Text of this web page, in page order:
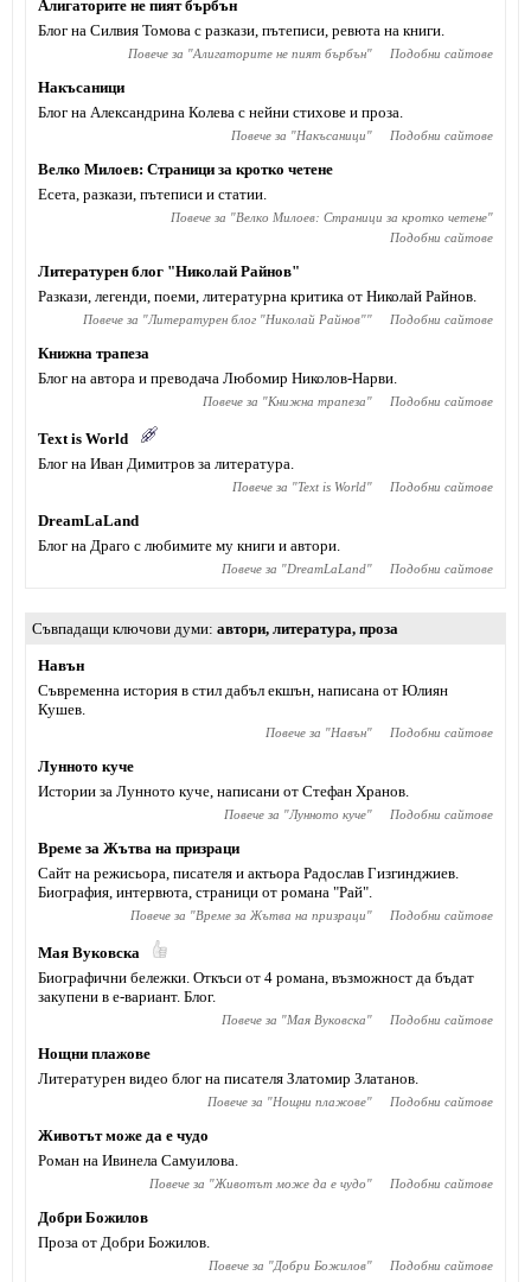
Алигаторите не пият бърбън
Блог на Силвия Томова с разкази, пътеписи, ревюта на книги.
Повече за "Алигаторите не пият бърбън" Подобни сайтове
Накъсаници
Блог на Александрина Колева с нейни стихове и проза.
Повече за "Накъсаници" Подобни сайтове
Велко Милоев: Страници за кротко четене
Есета, разкази, пътеписи и статии.
Повече за "Велко Милоев: Страници за кротко четене"
Подобни сайтове
Литературен блог "Николай Райнов"
Разкази, легенди, поеми, литературна критика от Николай Райнов.
Повече за "Литературен блог "Николай Райнов"" Подобни сайтове
Книжна трапеза
Блог на автора и преводача Любомир Николов-Нарви.
Повече за "Книжна трапеза" Подобни сайтове
Text is World
Блог на Иван Димитров за литература.
Повече за "Text is World" Подобни сайтове
DreamLaLand
Блог на Драго с любимите му книги и автори.
Повече за "DreamLaLand" Подобни сайтове
Съвпадащи ключови думи автори, литература, проза
Навън
Съвременна история в стил дабъл екшън, написана от Юлиян
Кушев.
Повече за "Навън" Подобни сайтове
Лунното куче
Истории за Лунното куче, написани от Стефан Хранов.
Повече за "Лунното куче" Подобни сайтове
Време за Жътва на призраци
Сайт на режисьора, писателя и актьора Радослав Гизгинджиев‎.
Биография, интервюта, страници от романа "Рай".
Повече за "Време за Жътва на призраци" Подобни сайтове
Мая Вуковска
Биографични бележки. Откъси от 4 романа, възможност да бъдат
закупени в е-вариант. Блог.
Повече за "Мая Вуковска" Подобни сайтове
Нощни плажове
Литературен видео блог на писателя Златомир Златанов.
Повече за "Нощни плажове" Подобни сайтове
Животът може да е чудо
Роман на Ивинела Самуилова.
Повече за "Животът може да е чудо" Подобни сайтове
Добри Божилов
Проза от Добри Божилов.
Повече за "Добри Божилов" Подобни сайтове